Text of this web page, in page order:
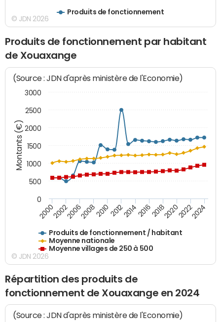
Produits de fonctionnement
© JDN 2026
Produits de fonctionnement par habitant
de Xouaxange
Montants (€)
(Source : JDN d'après ministère de l'Economie)
Produits de fonctionnement / habitant
Moyenne nationale
Moyenne villages de 250 à 500
200020022006200820102012201420162018202020222024
0
500
1000
1500
2000
2500
3000
© JDN 2026
Répartition des produits de
fonctionnement de Xouaxange en 2024
(Source : JDN d'après ministère de l'Economie)